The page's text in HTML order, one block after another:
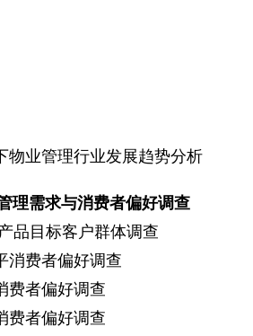
物业管理行业发展趋势分析
理需求与消费者偏好调查
品目标客户群体调查
消费者偏好调查
费者偏好调查
费者偏好调查